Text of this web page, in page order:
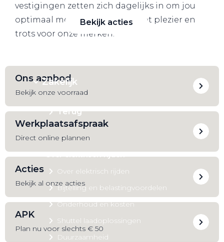
Bekijk acties
Zakelijk
Terug
Over elektrisch rijden
Over elektrisch rijden
Bijtelling en belastingvoordelen
Onderhoud en kosten
Shuttel laadoplossingen
Duurzaamheid
vestigingen zetten zich dagelijks in om jou
optimaal mobiel te houden, met plezier en
trots voor onze merken.
Ons aanbod
Bekijk onze voorraad
Werkplaatsafspraak
Direct online plannen
Acties
Bekijk al onze acties
APK
Plan nu voor slechts € 50